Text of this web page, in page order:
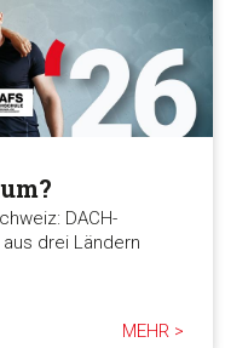
DACH-
drei Ländern
MEHR >